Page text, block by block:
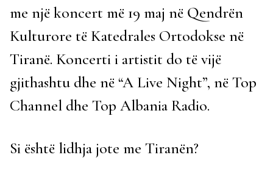
me një koncert më 19 maj në Qendrën
Kulturore të Katedrales Ortodokse në
Tiranë. Koncerti i artistit do të vijë
gjithashtu dhe në “A Live Night”, në Top
Channel dhe Top Albania Radio.
Si është lidhja jote me Tiranën?